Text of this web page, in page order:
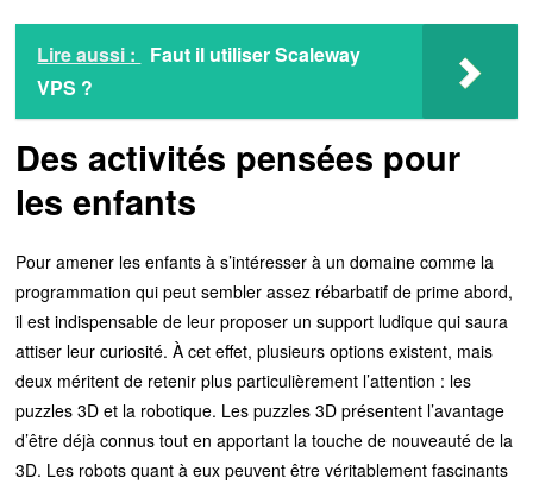
Lire aussi :
Faut il utiliser Scaleway
VPS ?
Des activités pensées pour
les enfants
Pour amener les enfants à s’intéresser à un domaine comme la
programmation qui peut sembler assez rébarbatif de prime abord,
il est indispensable de leur proposer un support ludique qui saura
attiser leur curiosité. À cet effet, plusieurs options existent, mais
deux méritent de retenir plus particulièrement l’attention : les
puzzles 3D et la robotique. Les puzzles 3D présentent l’avantage
d’être déjà connus tout en apportant la touche de nouveauté de la
3D. Les robots quant à eux peuvent être véritablement fascinants